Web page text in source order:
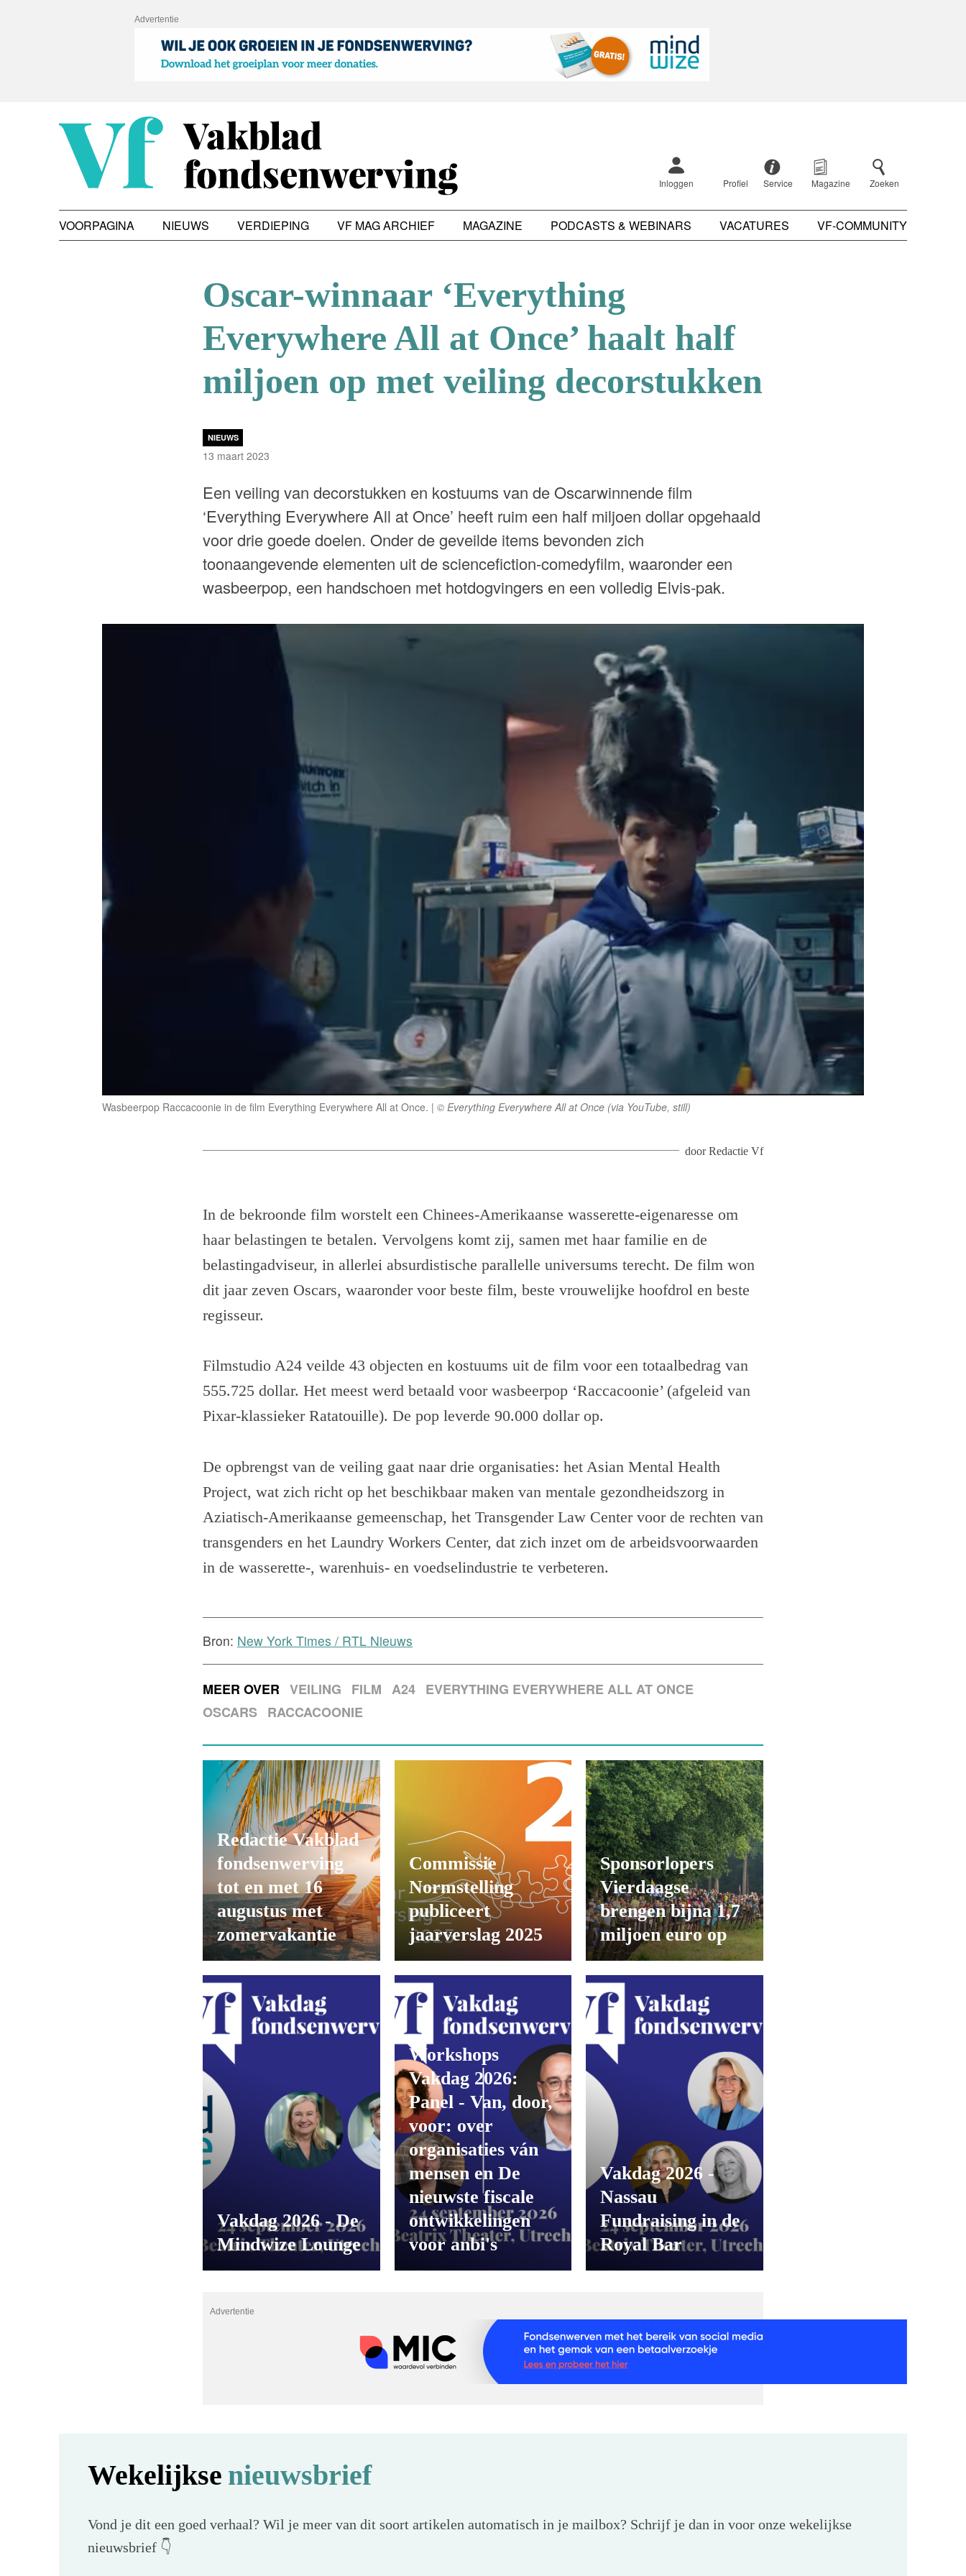
Advertentie
Inloggen Profiel Service Magazine Zoeken
VOORPAGINA NIEUWS VERDIEPING VF MAG ARCHIEF MAGAZINE PODCASTS & WEBINARS VACATURES VF-COMMUNITY
Oscar-winnaar ‘Everything
Everywhere All at Once’ haalt half
miljoen op met veiling decorstukken
NIEUWS
13 maart 2023
Een veiling van decorstukken en kostuums van de Oscarwinnende film
‘Everything Everywhere All at Once’ heeft ruim een half miljoen dollar opgehaald
voor drie goede doelen. Onder de geveilde items bevonden zich
toonaangevende elementen uit de sciencefiction-comedyfilm, waaronder een
wasbeerpop, een handschoen met hotdogvingers en een volledig Elvis-pak.
Wasbeerpop Raccacoonie in de film Everything Everywhere All at Once. © Everything Everywhere All at Once (via YouTube, still)
doorRedactie Vf
In de bekroonde film worstelt een Chinees-Amerikaanse wasserette-eigenaresse om
haar belastingen te betalen. Vervolgens komt zij, samen met haar familie en de
belastingadviseur, in allerlei absurdistische parallelle universums terecht. De film won
dit jaar zeven Oscars, waaronder voor beste film, beste vrouwelijke hoofdrol en beste
regisseur.
Filmstudio A24 veilde 43 objecten en kostuums uit de film voor een totaalbedrag van
555.725 dollar. Het meest werd betaald voor wasbeerpop ‘Raccacoonie’ (afgeleid van
Pixar-klassieker Ratatouille). De pop leverde 90.000 dollar op.
De opbrengst van de veiling gaat naar drie organisaties: het Asian Mental Health
Project, wat zich richt op het beschikbaar maken van mentale gezondheidszorg in
Aziatisch-Amerikaanse gemeenschap, het Transgender Law Center voor de rechten van
transgenders en het Laundry Workers Center, dat zich inzet om de arbeidsvoorwaarden
in de wasserette-, warenhuis- en voedselindustrie te verbeteren.
Bron: New York Times / RTL Nieuws
MEER OVER VEILING FILM A24 EVERYTHING EVERYWHERE ALL AT ONCE
OSCARS RACCACOONIE
Redactie Vakblad
fondsenwerving
tot en met 16
augustus met
zomervakantie
Commissie
Normstelling
publiceert
jaarverslag 2025
Sponsorlopers
Vierdaagse
brengen bijna 1,7
miljoen euro op
Vakdag 2026 - De
Mindwize Lounge
Workshops
Vakdag 2026:
Panel - Van, door,
voor: over
organisaties ván
mensen en De
nieuwste fiscale
ontwikkelingen
voor anbi's
Vakdag 2026 -
Nassau
Fundraising in de
Royal Bar
Advertentie
Wekelijkse nieuwsbrief
Vond je dit een goed verhaal? Wil je meer van dit soort artikelen automatisch in je mailbox? Schrijf je dan in voor onze wekelijkse
nieuwsbrief 👇